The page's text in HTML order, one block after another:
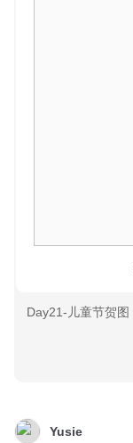
Day21-儿童节贺图
Yusie